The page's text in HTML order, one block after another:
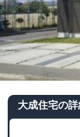
大成住宅の